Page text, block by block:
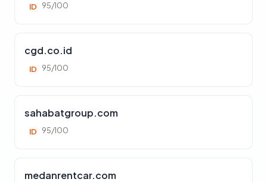
ID 95/100
cgd.co.id
ID 95/100
sahabatgroup.com
ID 95/100
medanrentcar.com